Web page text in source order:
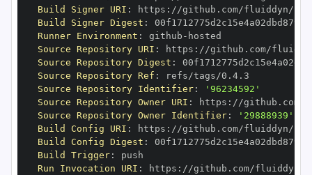
Build Signer URI : https :
Build Signer Digest :
Runner Environment : github -
Source Repository URI : https :
Source Repository Digest :
Source Repository Ref :
Source Repository Identifier:
'96234592'
Source Repository Owner URI : https :
Source Repository Owner Identifier:
'29888939'
Build Config URI : https :
Build Config Digest :
Build Trigger:
Run Invocation URI : https :